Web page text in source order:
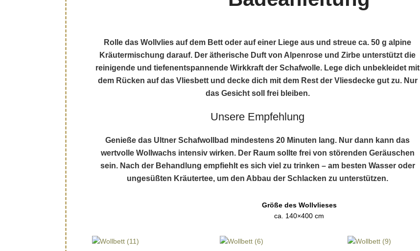
Rolle das Wollvlies auf dem Bett oder auf einer Liege aus und streue ca. 50 g alpine
Kräutermischung darauf. Der ätherische Duft von Alpenrose und Zirbe unterstützt die
reinigende und tiefenentspannende Wirkkraft der Schafwolle. Lege dich unbekleidet mit
dem Rücken auf das Vliesbett und decke dich mit dem Rest der Vliesdecke gut zu. Nur
das Gesicht soll frei bleiben.
Unsere Empfehlung
Genieße das Ultner Schafwollbad mindestens 20 Minuten lang. Nur dann kann das
wertvolle Wollwachs intensiv wirken. Der Raum sollte frei von störenden Geräuschen
sein. Nach der Behandlung empfiehlt es sich viel zu trinken – am besten Wasser oder
ungesüßten Kräutertee, um den Abbau der Schlacken zu unterstützen.
Größe des Wollvlieses
ca. 140×400 cm